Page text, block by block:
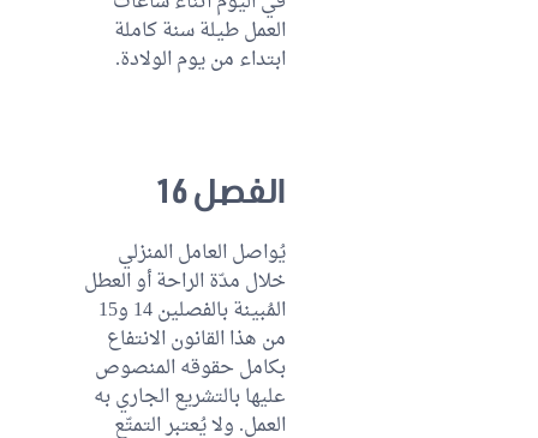
العمل طيلة سنة كاملة
ابتداء من يوم الولادة.
الفصل 16
يُواصل العامل المنزلي
خلال مدّة الراحة أو العطل
المُبينة بالفصلين 14 و15
من هذا القانون الانتفاع
بكامل حقوقه المنصوص
عليها بالتشريع الجاري به
العمل. ولا يُعتبر التمتّع